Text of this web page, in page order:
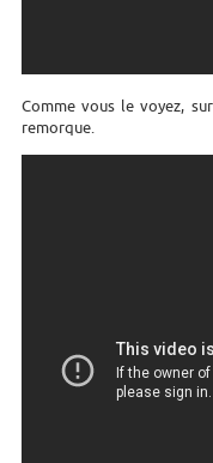
Comme vous le voyez,
remorque.